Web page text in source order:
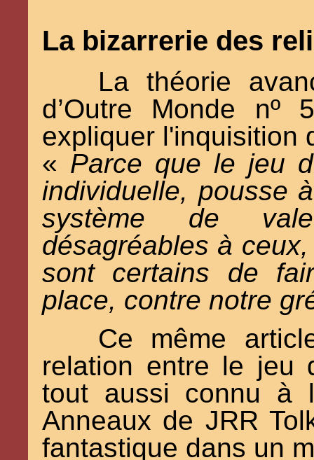
La bizarrerie des
La théorie
d’Outre Monde nº
expliquer l'inquisition
« Parce que le jeu
individuelle, pousse
système de
désagréables à
sont certains de
place, contre notre
Ce même
relation entre le jeu
tout aussi connu à
Anneaux de JRR
fantastique dans un